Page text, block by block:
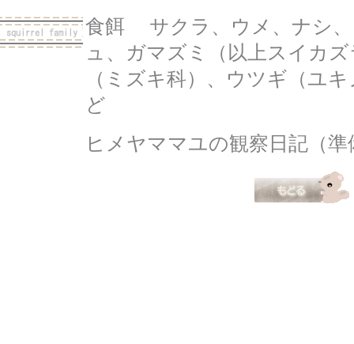
食餌 サクラ、ウメ、ナシ、
ュ、ガマズミ（以上スイカ
（ミズキ科）、ウツギ（ユ
ど
ヒメヤママユの観察日記（準